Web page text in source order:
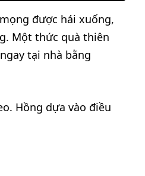
được hái xuống,
Một thức quà thiên
tại nhà bằng
Hồng dựa vào điều